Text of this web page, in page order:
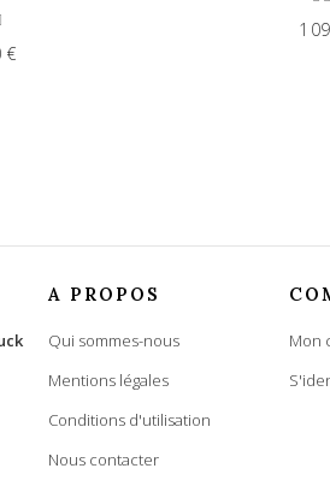
€
1
A PROPOS
Qui sommes-nous
Mentions légales
Conditions d'utilisation
Nous contacter
Mon